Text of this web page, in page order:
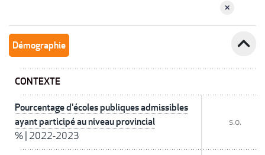
Démographie expand_less
CONTEXTE
Pourcentage d'écoles publiques admissibles
ayant participé au niveau provincial
% 2022-2023
s.o.